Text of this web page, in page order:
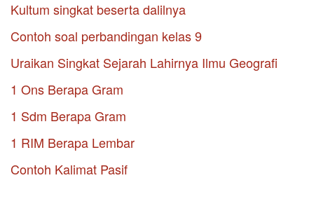
Kultum singkat beserta dalilnya
Contoh soal perbandingan kelas 9
Uraikan Singkat Sejarah Lahirnya Ilmu Geografi
1 Ons Berapa Gram
1 Sdm Berapa Gram
1 RIM Berapa Lembar
Contoh Kalimat Pasif